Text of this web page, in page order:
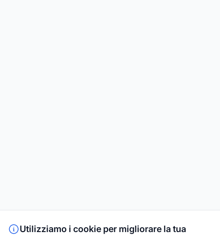
Utilizziamo i cookie per migliorare la tua